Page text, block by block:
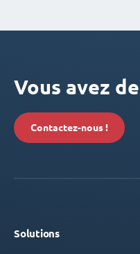
Vous avez
Contactez-nous !
Solutions